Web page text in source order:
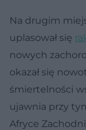
Na drugim
uplasował się
nowych
okazał się
śmiertelności
ujawnia przy
Afryce